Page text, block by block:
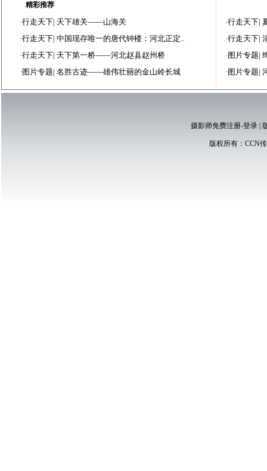
精彩推荐
·行走天下| 天下雄关——山海关
·行走天下| 中国现存唯一的唐代钟楼：河北正定..
·行走天下| 天下第一桥——河北赵县赵州桥
· 图片专题| 名胜古迹——雄伟壮丽的金山岭长城
·行走天下|
·行走天下|
· 图片专题|
· 图片专题|
摄影师免费注册-登录|
版权所有： CCN